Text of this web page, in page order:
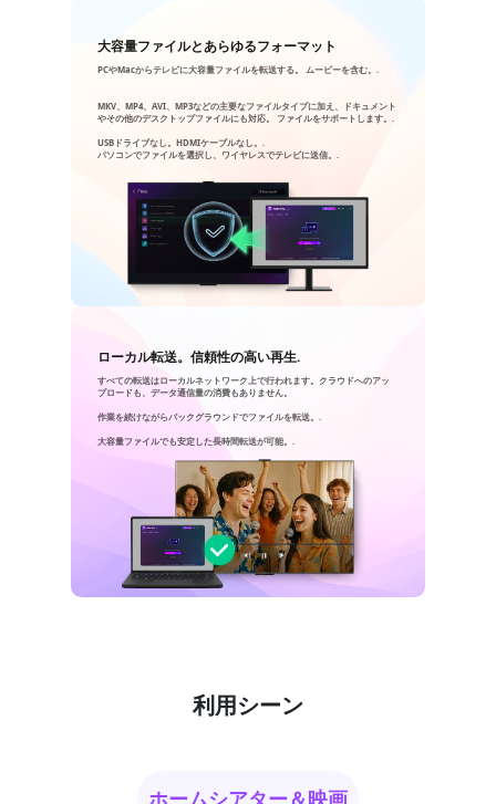
大容量ファイルとあらゆるフォーマット
PCやMacからテレビに大容量ファイルを転送する。 ムービーを含む。.
MKV、MP4、AVI、MP3などの主要なファイルタイプに加え、ドキュメント
やその他のデスクトップファイルにも対応。 ファイルをサポートします。.
USBドライブなし。HDMIケーブルなし。.
パソコンでファイルを選択し、ワイヤレスでテレビに送信。.
ローカル転送。信頼性の高い再生.
すべての転送はローカルネットワーク上で行われます。クラウドへのアッ
プロードも、データ通信量の消費もありません。
作業を続けながらバックグラウンドでファイルを転送。.
大容量ファイルでも安定した長時間転送が可能。.
利用シーン
ホームシアター＆映画